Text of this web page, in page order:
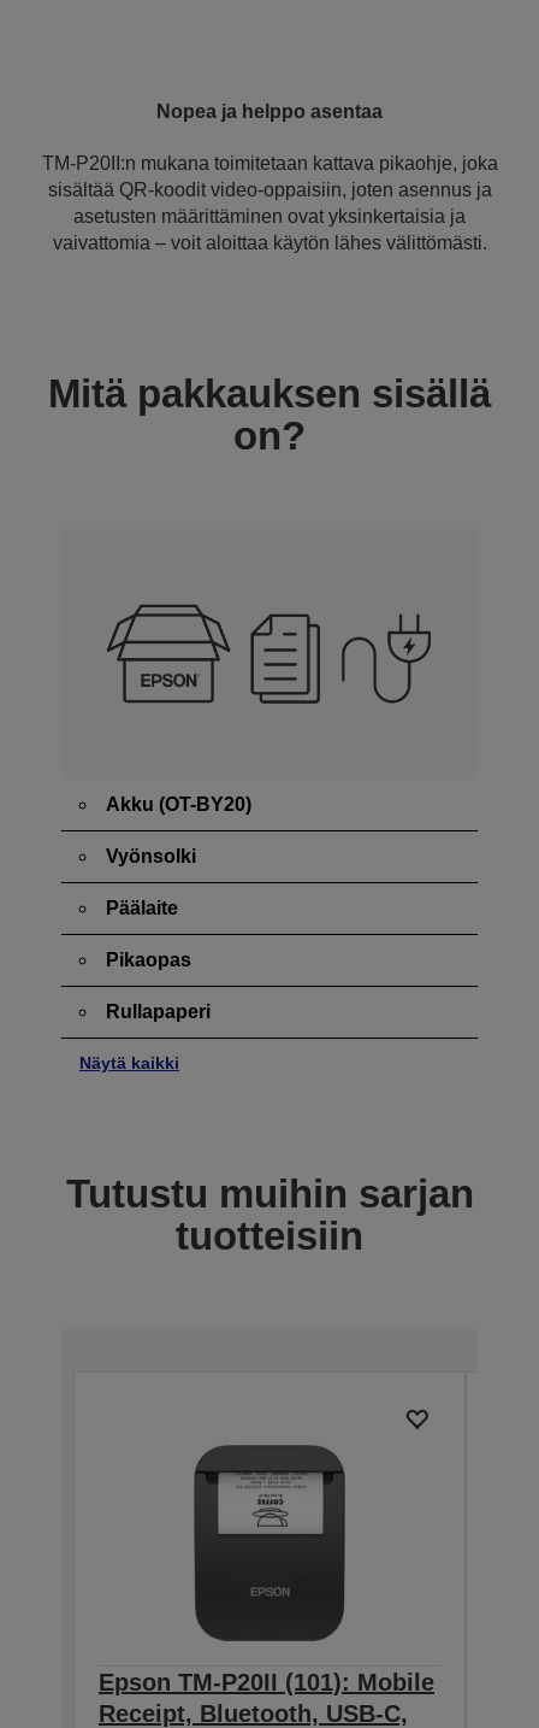
Nopea ja helppo asentaa
TM-P20II:n mukana toimitetaan kattava pikaohje, joka
sisältää QR-koodit video-oppaisiin, joten asennus ja
asetusten määrittäminen ovat yksinkertaisia ja
vaivattomia – voit aloittaa käytön lähes välittömästi.
Mitä pakkauksen sisällä
on?
Akku (OT-BY20)
Vyönsolki
Päälaite
Pikaopas
Rullapaperi
Näytä kaikki
Tutustu muihin sarjan
tuotteisiin
Epson TM-P20II (101): Mobile
Receipt, Bluetooth, USB-C,